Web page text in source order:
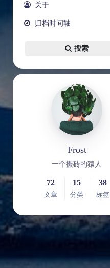
关于
归档时间轴
搜索
Frost
一个搬砖的猿人
72
文章
15
分类
38
标签